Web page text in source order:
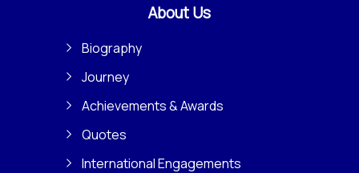
About Us
Biography
Journey
Achievements & Awards
Quotes
International Engagements